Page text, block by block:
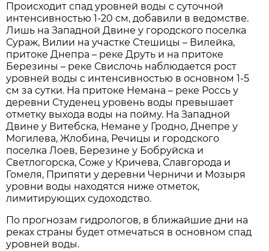
Происходит спад уровней воды с суточной
интенсивностью 1-20 см, добавили в ведомстве.
Лишь на Западной Двине у городского поселка
Сураж, Вилии на участке Стешицы – Вилейка,
притоке Днепра – реке Друть и на притоке
Березины – реке Свислочь наблюдается рост
уровней воды с интенсивностью в основном 1-5
см за сутки. На притоке Немана – реке Россь у
деревни Студенец уровень воды превышает
отметку выхода воды на пойму. На Западной
Двине у Витебска, Немане у Гродно, Днепре у
Могилева, Жлобина, Речицы и городского
поселка Лоев, Березине у Бобруйска и
Светлогорска, Соже у Кричева, Славгорода и
Гомеля, Припяти у деревни Черничи и Мозыря
уровни воды находятся ниже отметок,
лимитирующих судоходство.
По прогнозам гидрологов, в ближайшие дни на
реках страны будет отмечаться в основном спад
уровней воды.